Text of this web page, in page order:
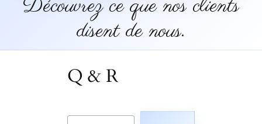
Découvrez ce que nos clients
disent de nous.
Q & R